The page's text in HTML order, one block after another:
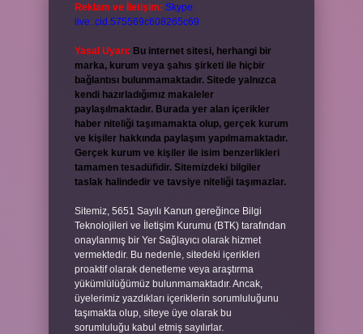
Reklam ve İletişim: Skype:
live:.cid.575569c608265c69
Yasal Uyarı: Bu internet sitesi, herhangi bir
marka, kurum veya şahıs şirketi ile hiçbir
bağlantısı bulunmamaktadır. Sitede yalnızca
kendi hazırladığımız makaleler
paylaşılmaktadır. Burada yer alan içerikler
haber niteliği taşımamakta olup, gerçek kurum
ve kişiler hakkında paylaşım yapılmamaktadır.
Gerçek kurum ve kişiler ile isim benzerlikleri
tamamen tesadüfidir. Sitemizdeki bilgiler
taslak halindedir ve tavsiye niteliği taşımazlar.
Sitemiz, 5651 Sayılı Kanun gereğince Bilgi
Teknolojileri ve İletişim Kurumu (BTK) tarafından
onaylanmış bir Yer Sağlayıcı olarak hizmet
vermektedir. Bu nedenle, sitedeki içerikleri
proaktif olarak denetleme veya araştırma
yükümlülüğümüz bulunmamaktadır. Ancak,
üyelerimiz yazdıkları içeriklerin sorumluluğunu
taşımakta olup, siteye üye olarak bu
sorumluluğu kabul etmiş sayılırlar.